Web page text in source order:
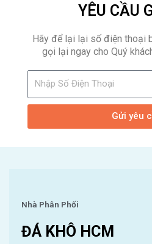
YÊU CẦU
Hãy để lại lại số điện thoại
gọi lại ngay cho Quý
Gửi yêu
Nhà Phân Phối
ĐÁ KHÔ HCM